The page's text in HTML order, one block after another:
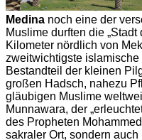
Medina noch eine der
Muslime durften die
Kilometer nördlich von
zweitwichtigste islamische
Bestandteil der kleinen
großen Hadsch, nahezu
gläubigen Muslime
Munnawara, der
des Propheten
sakraler Ort, sondern